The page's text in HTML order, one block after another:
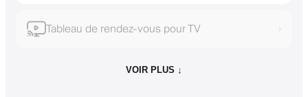
Tableau de rendez-vous pour TV ›
VOIR PLUS ↓